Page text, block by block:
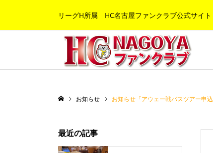
リーグH所属 HC名古屋ファンクラブ公式サイト
お知らせ お知らせ「アウェー戦バスツアー申
最近の記事